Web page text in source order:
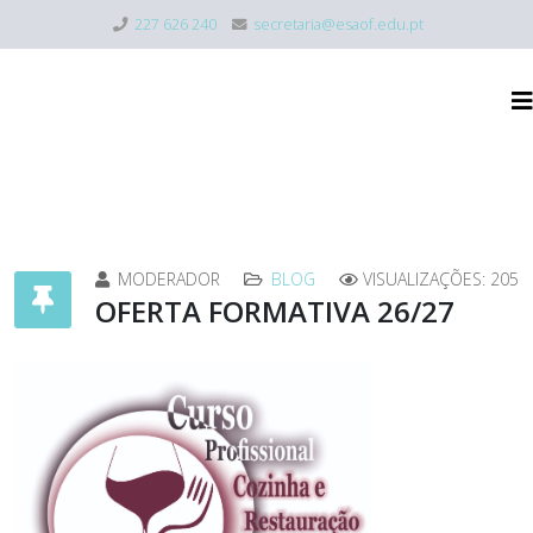
227 626 240 secretaria@esaof.edu.pt
MODERADOR BLOG VISUALIZAÇÕES: 205
OFERTA FORMATIVA 26/27